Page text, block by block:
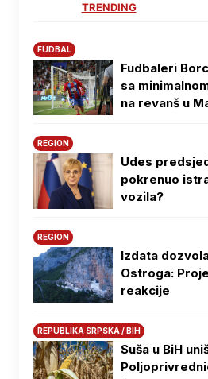
TRENDING
FUDBAL
Fudbaleri
sa
na revanš u
REGION
Udes
pokrenuo
vozila?
REGION
Izdata
Ostroga:
reakcije
REPUBLIKA SRPSKA / BIH
Suša u BiH